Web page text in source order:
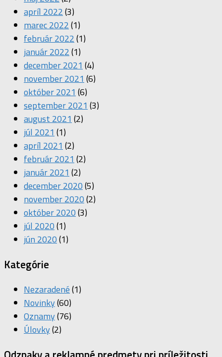
apríl 2022(3)
marec 2022(1)
február 2022(1)
január 2022(1)
december 2021 (4)
november 2021 (6)
október 2021 (6)
september 2021 (3)
august 2021 (2)
júl 2021 (1)
apríl 2021 (2)
február 2021 (2)
január 2021 (2)
december 2020(5)
november 2020(2)
október 2020(3)
júl 2020(1)
jún 2020(1)
Kategórie
Nezaradené(1)
Novinky(60)
Oznamy(76)
Úlovky(2)